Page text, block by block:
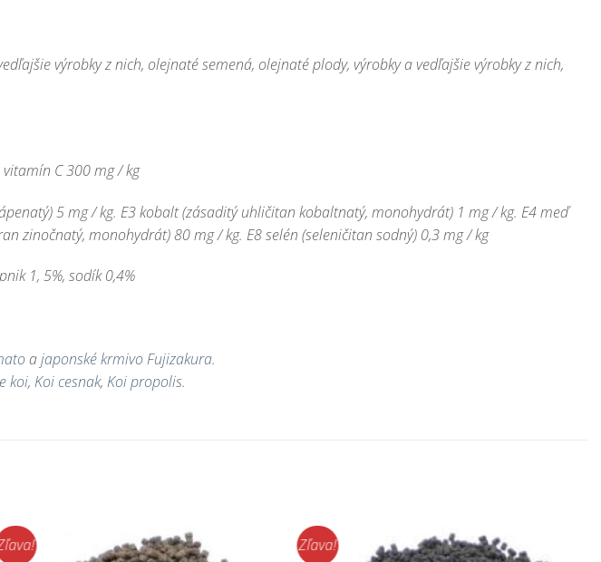
výrobky z nich, olejnaté semená, olejnaté plody, výrobky a vedľajšie výrobky z nich,
C 300 mg / kg
5 mg / kg. E3 kobalt (zásaditý uhličitan kobaltnatý, monohydrát) 1 mg / kg. E4 meď
zinočnatý, monohydrát) 80 mg / kg. E8 selén (seleničitan sodný) 0,3 mg / kg
1, 5%, sodík 0,4%
ajaponské krmivo Fujizakura.
koi, Koi cesnak, Koi propolis.
Zľava!
Pridať do